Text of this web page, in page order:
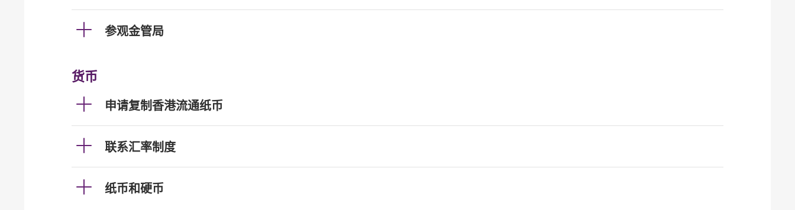
参观金管局
货币
申请复制香港流通纸币
联系汇率制度
纸币和硬币